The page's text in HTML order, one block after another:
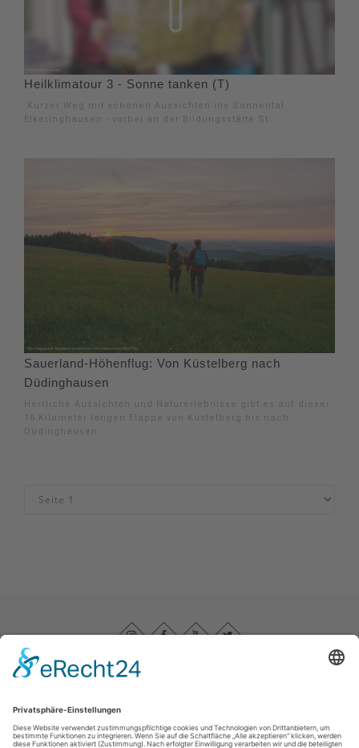
Heilklimatour 3 - Sonne tanken (T)
Kurzer Weg mit schönen Aussichten ins Sonnental
Elkeringhausen - vorbei an der Bildungsstätte St.
Sauerland-Höhenflug: Von Küstelberg nach
Düdinghausen
Herrliche Aussichten und Naturerlebnisse gibt es auf dieser
16 Kilometer langen Etappe von Küstelberg bis nach
Düdinghausen.
Haftungsausschluss